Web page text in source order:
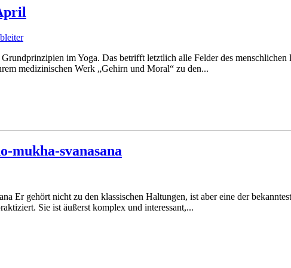
im Yoga. Das betrifft letztlich alle Felder des
medizinischen Werk „Gehirn und Moral“ zu den...
mukha-svanasana
Er gehört nicht zu den klassischen Haltungen, ist aber eine der
Sie ist äußerst komplex und interessant,...